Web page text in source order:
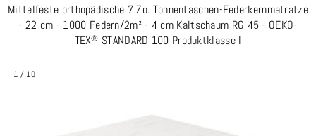
Mittelfeste orthopädische 7 Zo. Tonnentaschen-Federkernmatratze
- 22 cm - 1000 Federn/2m² - 4 cm Kaltschaum RG 45 - OEKO-
TEX® STANDARD 100 Produktklasse I
1 / 10